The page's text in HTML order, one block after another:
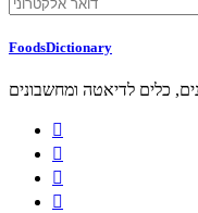
FoodsDictionary
כלים לדיאטה ומחשבונים



